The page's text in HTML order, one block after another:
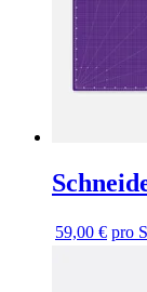
59,00 € pro